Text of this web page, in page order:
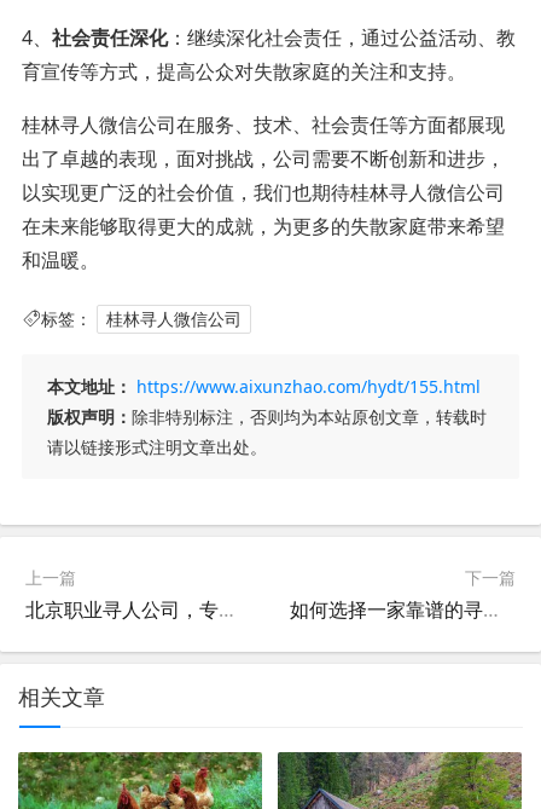
4、 社会责任深化：继续深化社会责任，通过公益活动、教
育宣传等方式，提高公众对失散家庭的关注和支持。
桂林寻人微信公司在服务、技术、社会责任等方面都展现
出了卓越的表现，面对挑战，公司需要不断创新和进步，
以实现更广泛的社会价值，我们也期待桂林寻人微信公司
在未来能够取得更大的成就，为更多的失散家庭带来希望
和温暖。
标签： 桂林寻人微信公司
本文地址： https://www.aixunzhao.com/hydt/155.html
版权声明： 除非特别标注，否则均为本站原创文章，转载时
请以链接形式注明文章出处。
上一篇
北京职业寻人公司，专业服务，助您找到所需人才
下一篇
如何选择一家靠谱的寻人服务公司？
相关文章